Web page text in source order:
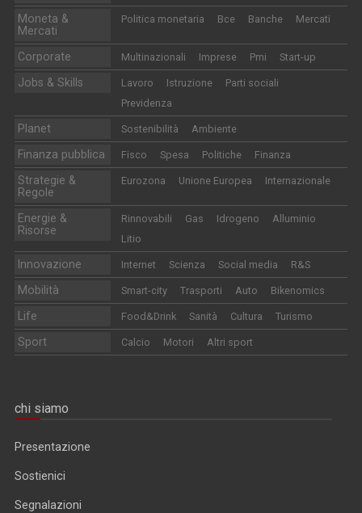
Moneta &
Mercati
Politica monetaria Bce Banche Mercati
Corporate Multinazionali Imprese Pmi Start-up
Jobs & Skills Lavoro Istruzione
Parti sociali
Previdenza
Planet Sostenibilità Ambiente
Finanza pubblica Fisco Spesa Politiche Finanza
Strategie &
Regole
Eurozona Unione Europea Internazionale
Energie &
Risorse
Rinnovabili Gas Idrogeno
Alluminio
Litio
Innovazione Internet Scienza Social media R&S
Mobilità Smart-city Trasporti Auto Bikenomics
Life Food&Drink Sanità Cultura Turismo
Sport Calcio Motori Altri sport
chi siamo
Presentazione
Sostienici
Segnalazioni